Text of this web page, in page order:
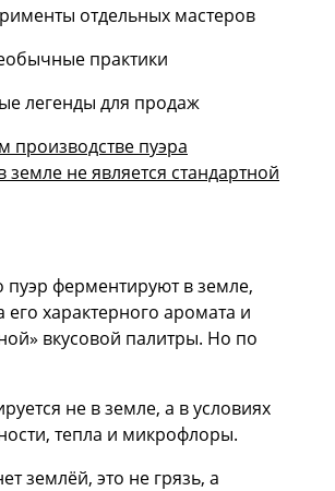
отдельных мастеров
практики
легенды для продаж
производстве пуэра
не является стандартной
ферментируют в земле,
его характерного аромата и
вкусовой палитры. Но по
не в земле, а в условиях
тепла и микрофлоры.
землёй, это не грязь, а